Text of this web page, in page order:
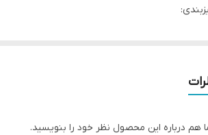
اندازه گیری دقیق حتما اندازه های جدول
هم درباره این محصول نظر خود را بنویسید.